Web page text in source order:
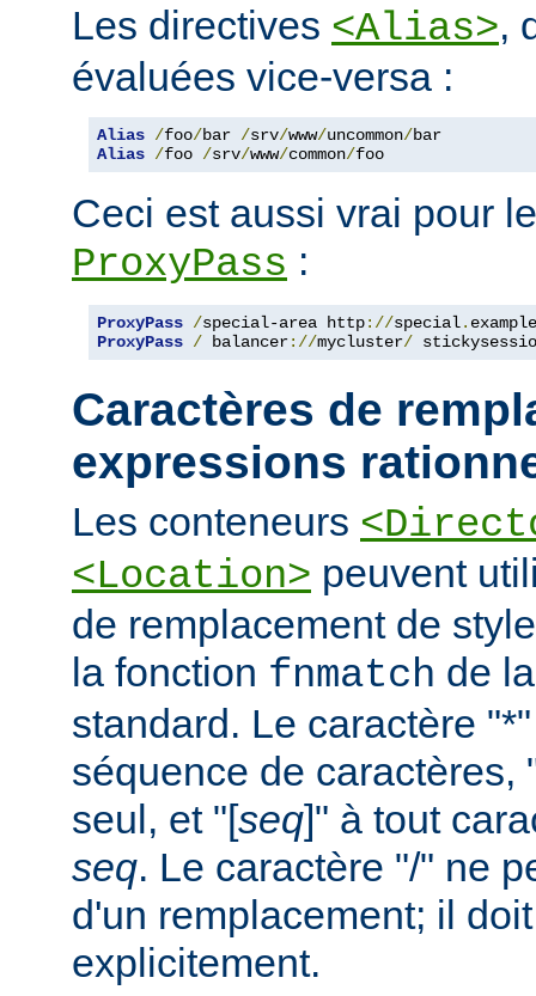
Les directives <Alias>,
évaluées vice-versa :
Alias /foo/bar /srv/www/uncommon/
Alias /foo /srv/www/common/foo
Ceci est aussi vrai pour
ProxyPass :
ProxyPass /special-area http://special. example
ProxyPass / balancer://mycluster/
Caractères de
expressions
Les conteneurs
<Location> peuvent
de remplacement de
la fonction fnmatch de
standard. Le caractère
séquence de caractères,
seul, et "[seq]" à tout
seq. Le caractère "/" ne
d'un remplacement; il
explicitement.